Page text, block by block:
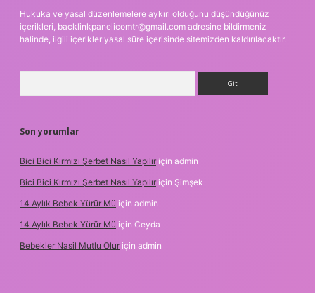
Hukuka ve yasal düzenlemelere aykırı olduğunu düşündüğünüz
içerikleri, backlinkpanelicomtr@gmail.com adresine bildirmeniz
halinde, ilgili içerikler yasal süre içerisinde sitemizden kaldırılacaktır.
Son yorumlar
Bici Bici Kırmızı Şerbet Nasıl Yapılır için admin
Bici Bici Kırmızı Şerbet Nasıl Yapılır için Şimşek
14 Aylık Bebek Yürür Mü için admin
14 Aylık Bebek Yürür Mü için Ceyda
Bebekler Nasil Mutlu Olur için admin